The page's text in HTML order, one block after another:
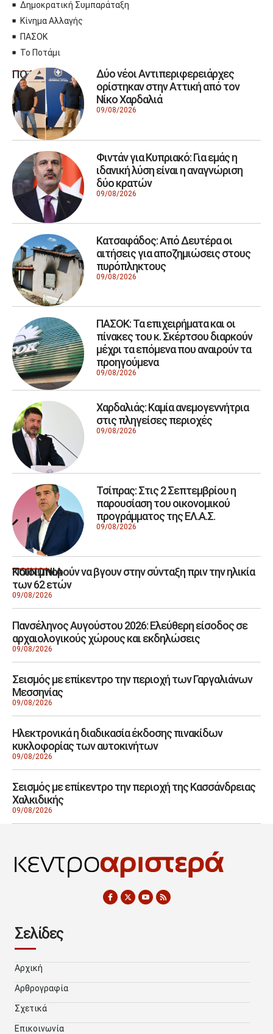
Δημοκρατική Συμπαράταξη
Κίνημα Αλλαγής
ΠΑΣΟΚ
Το Ποτάμι
ΠΟΛΙΤΙΚΗ
Δύο νέοι Αντιπεριφερειάρχες
ορίστηκαν στην Αττική από τον
Νίκο Χαρδαλιά
09/08/2026
Φιντάν για Κυπριακό: Για εμάς η
ιδανική λύση είναι η αναγνώριση
δύο κρατών
09/08/2026
Κατσαφάδος: Από Δευτέρα οι
αιτήσεις για αποζημιώσεις στους
πυρόπληκτους
09/08/2026
ΠΑΣΟΚ: Τα επιχειρήματα και οι
πίνακες του κ. Σκέρτσου διαρκούν
μέχρι τα επόμενα που αναιρούν τα
προηγούμενα
09/08/2026
Χαρδαλιάς: Καμία ανεμογεννήτρια
στις πληγείσες περιοχές
09/08/2026
Τσίπρας: Στις 2 Σεπτεμβρίου η
παρουσίαση του οικονομικού
προγράμματος της ΕΛ.Α.Σ.
09/08/2026
ΚΟΙΝΩΝΙΑ
Ποιοι μπορούν να βγουν στην σύνταξη πριν την ηλικία
των 62 ετών
09/08/2026
Πανσέληνος Αυγούστου 2026: Ελεύθερη είσοδος σε
αρχαιολογικούς χώρους και εκδηλώσεις
09/08/2026
Σεισμός με επίκεντρο την περιοχή των Γαργαλιάνων
Μεσσηνίας
09/08/2026
Ηλεκτρονικά η διαδικασία έκδοσης πινακίδων
κυκλοφορίας των αυτοκινήτων
09/08/2026
Σεισμός με επίκεντρο την περιοχή της Κασσάνδρειας
Χαλκιδικής
09/08/2026
Σελίδες
Αρχική
Αρθρογραφία
Σχετικά
Επικοινωνία